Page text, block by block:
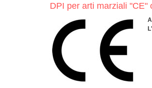
DPI per arti marziali